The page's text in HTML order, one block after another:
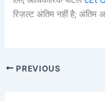
रिज़ल्ट अंतिम नहीं है; अंतिम
PREVIOUS